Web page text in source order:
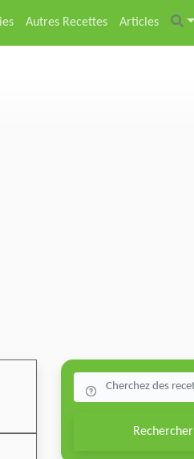
Autres Recettes Articles
Rechercher